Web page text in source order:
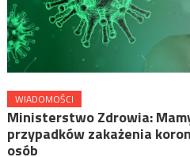
WIADOMOŚCI
Ministerstwo Zdrowia:
przypadków zakażenia
osób